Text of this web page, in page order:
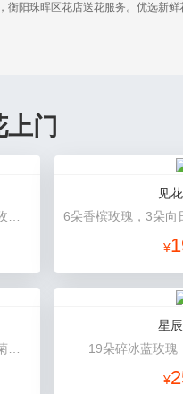
衡阳珠晖区花店送花服务。优选新
门
见
6朵香槟玫瑰，3朵向
¥
星
19朵碎冰蓝玫瑰
¥